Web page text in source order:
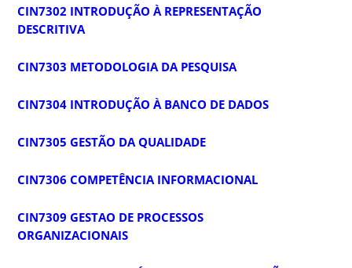
CIN7302 INTRODUÇÃO À REPRESENTAÇÃO
DESCRITIVA
CIN7303 METODOLOGIA DA PESQUISA
CIN7304 INTRODUÇÃO À BANCO DE DADOS
CIN7305 GESTÃO DA QUALIDADE
CIN7306 COMPETÊNCIA INFORMACIONAL
CIN7309 GESTAO DE PROCESSOS
ORGANIZACIONAIS